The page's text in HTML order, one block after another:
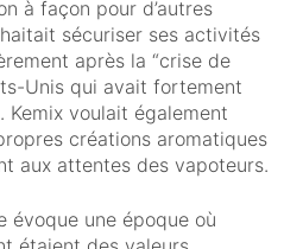
à façon pour d’autres
sécuriser ses activités
après la “crise de
Unis qui avait fortement
voulait également
créations aromatiques
aux attentes des vapoteurs.
évoque une époque où